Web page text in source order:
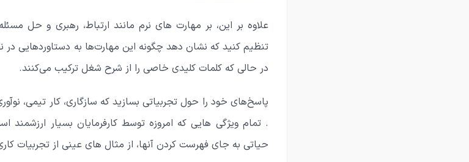
علاوه بر این، بر مهارت های نرم مانند ارتباط، رهبری و حل
تنظیم کنید که نشان دهد چگونه این مهارت‌ها به دستاوردهایی در
در حالی که کلمات کلیدی خاصی را از شرح شغل ترکیب می‌کنند.
پاسخ‌های خود را حول تجربیاتی بسازید که سازگاری، کار تیمی،
. تمام ویژگی هایی که امروزه توسط کارفرمایان بسیار ارزشمند
حیاتی به جای فهرست کردن آنها، از مثال های عینی از تجربیات